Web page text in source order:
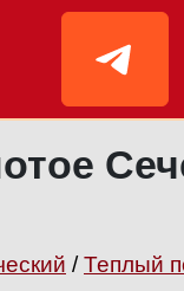
/Теплый